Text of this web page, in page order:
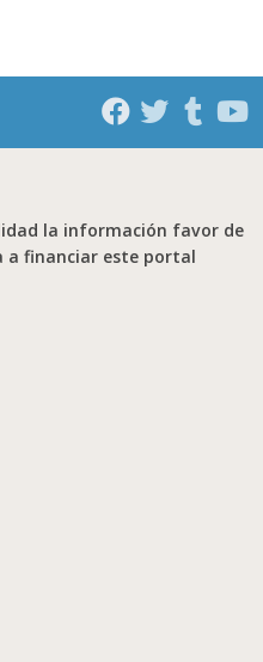
la información favor de
a financiar este portal